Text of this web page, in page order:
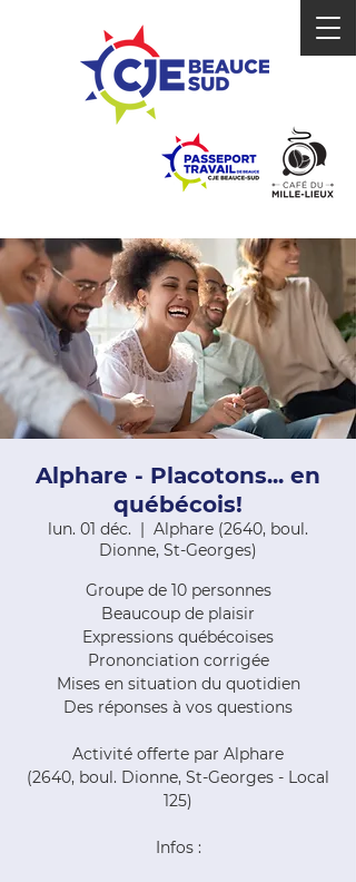
Alphare - Placotons... en
québécois!
lun. 01 déc.
  |
Alphare (2640, boul.
Dionne, St-Georges)
Groupe de 10 personnes
Beaucoup de plaisir
Expressions québécoises
Prononciation corrigée
Mises en situation du quotidien
Des réponses à vos questions
Activité offerte par Alphare
(2640, boul. Dionne, St-Georges - Local
125)
Infos :